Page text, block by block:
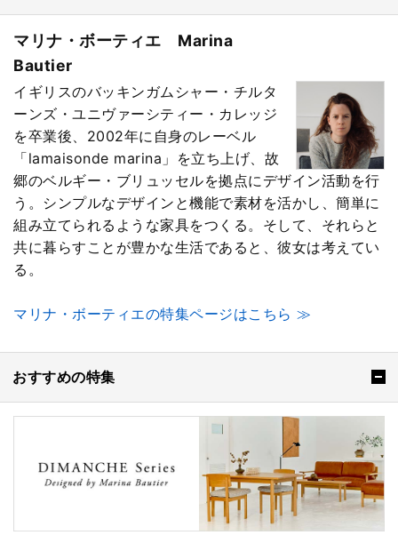
マリナ・ボーティエ Marina
Bautier
イギリスのバッキンガムシャー・チルタ
ーンズ・ユニヴァーシティー・カレッジ
を卒業後、2002年に自身のレーベル
「lamaisonde marina」を立ち上げ、故
郷のベルギー・ブリュッセルを拠点にデザイン活動を行
う。シンプルなデザインと機能で素材を活かし、簡単に
組み立てられるような家具をつくる。そして、それらと
共に暮らすことが豊かな生活であると、彼女は考えてい
る。
マリナ・ボーティエの特集ページはこちら ≫
おすすめの特集